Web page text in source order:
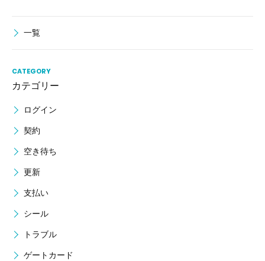
一覧
CATEGORY
カテゴリー
ログイン
契約
空き待ち
更新
支払い
シール
トラブル
ゲートカード